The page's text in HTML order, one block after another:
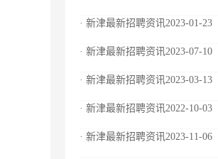
· 新津最新招聘资讯2023-01-23
· 新津最新招聘资讯2023-07-10
· 新津最新招聘资讯2023-03-13
· 新津最新招聘资讯2022-10-03
· 新津最新招聘资讯2023-11-06